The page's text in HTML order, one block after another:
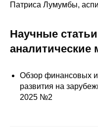
Научные
Администрация
Отчетность
Патриса Лумумбы,
Научные
аналитические
Обзор финансовых
развития на
2025 №2